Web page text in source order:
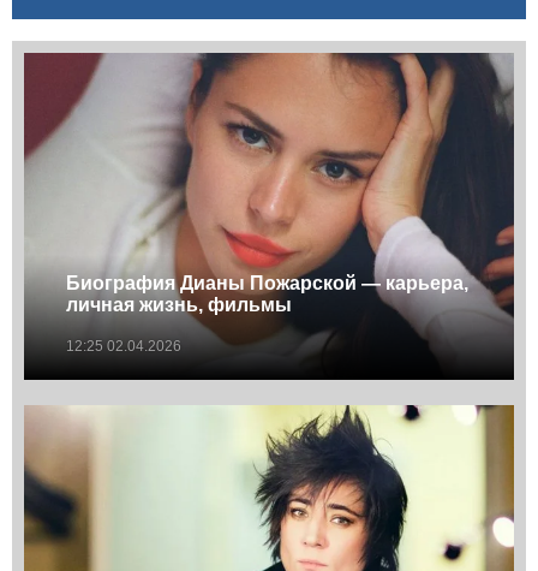
Биография Дианы Пожарской — карьера,
личная жизнь, фильмы
12:25 02.04.2026